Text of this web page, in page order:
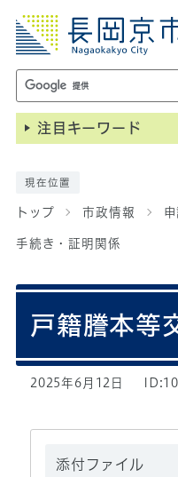
注目キーワード
現在位置
トップ 市政情報
手続き・証明関係
戸籍謄本等
2025年6月12日
添付ファイル